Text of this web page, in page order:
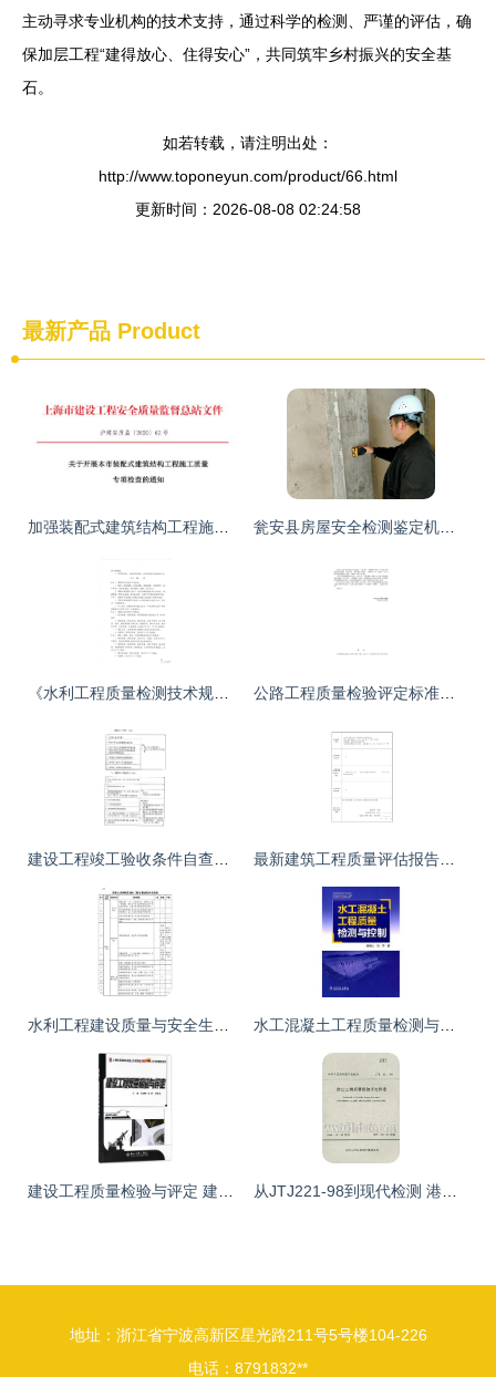
主动寻求专业机构的技术支持，通过科学的检测、严谨的评估，确
保加层工程“建得放心、住得安心”，共同筑牢乡村振兴的安全基
石。
如若转载，请注明出处：
http://www.toponeyun.com/product/66.html
更新时间：2026-08-08 02:24:58
最新产品 Product
地址：浙江省宁波高新区星光路211号5号楼104-226
电话：8791832**